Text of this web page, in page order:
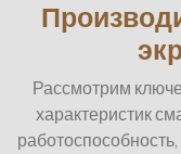
Рассмотрим
характеристик